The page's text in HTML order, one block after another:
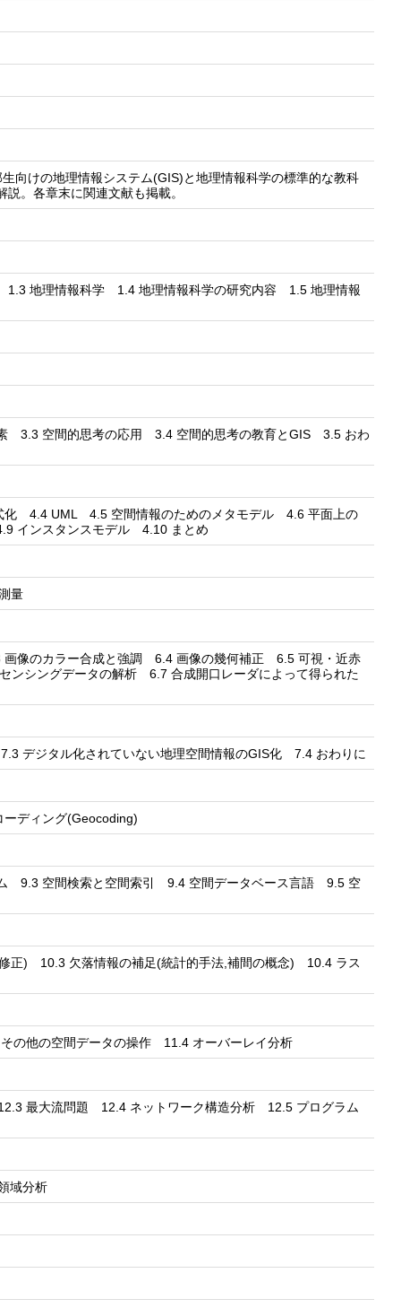
向けの地理情報システム(GIS)と地理情報科学の標準的な教科
。各章末に関連文献も掲載。
地理情報科学 1.4 地理情報科学の研究内容 1.5 地理情報
3.3 空間的思考の応用 3.4 空間的思考の教育とGIS 3.5 おわ
4.4 UML 4.5 空間情報のためのメタモデル 4.6 平面上の
インスタンスモデル 4.10 まとめ
量
像のカラー合成と強調 6.4 画像の幾何補正 6.5 可視・近赤
ンシングデータの解析 6.7 合成開口レーダによって得られた
デジタル化されていない地理空間情報のGIS化 7.4 おわりに
ディング(Geocoding)
9.3 空間検索と空間索引 9.4 空間データベース言語 9.5 空
正) 10.3 欠落情報の補足(統計的手法,補間の概念) 10.4 ラス
の他の空間データの操作 11.4 オーバーレイ分析
最大流問題 12.4 ネットワーク構造分析 12.5 プログラム
域分析